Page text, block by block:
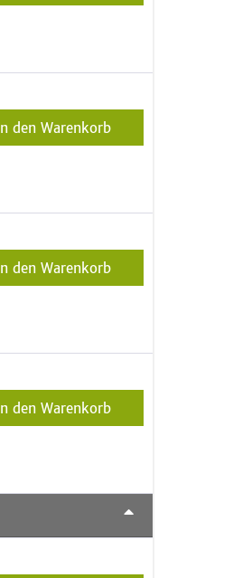
In den Warenkorb
In den Warenkorb
In den Warenkorb